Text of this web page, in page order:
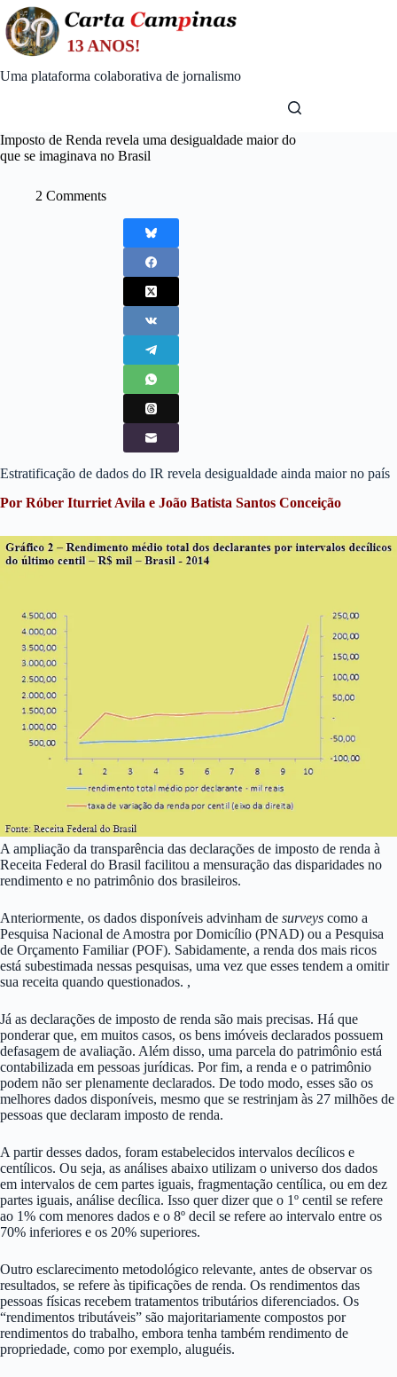
Skip
to
content
Uma plataforma colaborativa de jornalismo
Imposto de Renda revela uma desigualdade maior do
que se imaginava no Brasil
2 Comments
Estratificação de dados do IR revela desigualdade ainda maior no país
Por Róber Iturriet Avila e João Batista Santos Conceição
A ampliação da transparência das declarações de imposto de renda à
Receita Federal do Brasil facilitou a mensuração das disparidades no
rendimento e no patrimônio dos brasileiros.
Anteriormente, os dados disponíveis advinham de surveys como a
Pesquisa Nacional de Amostra por Domicílio (PNAD) ou a Pesquisa
de Orçamento Familiar (POF). Sabidamente, a renda dos mais ricos
está subestimada nessas pesquisas, uma vez que esses tendem a omitir
sua receita quando questionados. ,
Já as declarações de imposto de renda são mais precisas. Há que
ponderar que, em muitos casos, os bens imóveis declarados possuem
defasagem de avaliação. Além disso, uma parcela do patrimônio está
contabilizada em pessoas jurídicas. Por fim, a renda e o patrimônio
podem não ser plenamente declarados. De todo modo, esses são os
melhores dados disponíveis, mesmo que se restrinjam às 27 milhões de
pessoas que declaram imposto de renda.
A partir desses dados, foram estabelecidos intervalos decílicos e
centílicos. Ou seja, as análises abaixo utilizam o universo dos dados
em intervalos de cem partes iguais, fragmentação centílica, ou em dez
partes iguais, análise decílica. Isso quer dizer que o 1º centil se refere
ao 1% com menores dados e o 8º decil se refere ao intervalo entre os
70% inferiores e os 20% superiores.
Outro esclarecimento metodológico relevante, antes de observar os
resultados, se refere às tipificações de renda. Os rendimentos das
pessoas físicas recebem tratamentos tributários diferenciados. Os
“rendimentos tributáveis” são majoritariamente compostos por
rendimentos do trabalho, embora tenha também rendimento de
propriedade, como por exemplo, aluguéis.